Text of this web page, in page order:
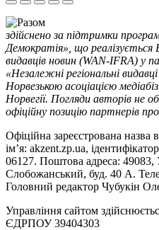
здійснено за підтримки
Демократія», що реалізується
видавців новин (WAN-IFRA) у
«Незалежні регіональні
Норвезькою асоціацією
Норвегії. Погляди авторів не
офіційну позицію партнерів
Офіційна зареєстрована
ім’я: akzent.zp.ua,
06127. Поштова адреса: 49083,
Слобожанський, буд. 40 А.
Головний редактор Чубукін
Управління сайтом
ЄДРПОУ 39404303